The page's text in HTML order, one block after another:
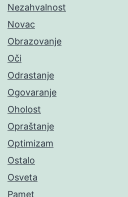
Nezahvalnost
Novac
Obrazovanje
Oči
Odrastanje
Ogovaranje
Oholost
Opraštanje
Optimizam
Ostalo
Osveta
Pamet